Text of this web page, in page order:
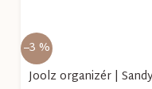
–3 %
Joolz organizér |